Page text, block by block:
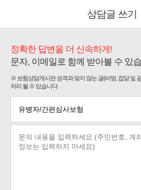
상담글 쓰기
정확한 답변을 더 신속하게!
문자, 이메일로 함께 받아볼 수 있
※ 보험상담게시판 성격과 맞지 않는 글(비방, 잡담 및
처리 될 수 있습니다.